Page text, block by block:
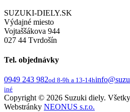
SUZUKI-DIELY.SK
Výdajné miesto
Vojtaššákova 944
027 44 Tvrdošín
Tel. objednávky
0949 243 982od 8-9h a 13-14h
iné
Copyright © 2026 Suzuki diely.
Webstránky NEONUS s.r.o.